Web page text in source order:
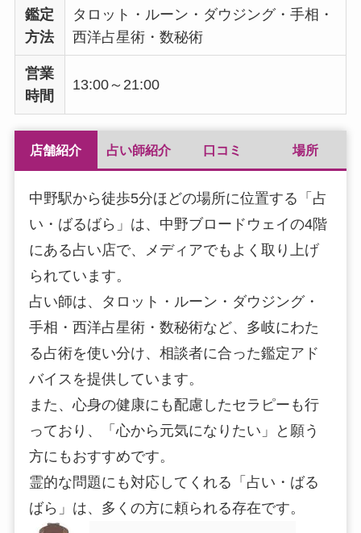
鑑定
方法
タロット・ルーン・ダウジング・手相・
西洋占星術・数秘術
営業
時間
13:00～21:00
店舗紹介 占い師紹介 口コミ 場所
中野駅から徒歩5分ほどの場所に位置する「占
い・ばるばら」は、中野ブロードウェイの4階
にある占い店で、メディアでもよく取り上げ
られています。
占い師は、タロット・ルーン・ダウジング・
手相・西洋占星術・数秘術など、多岐にわた
る占術を使い分け、相談者に合った鑑定アド
バイスを提供しています。
また、心身の健康にも配慮したセラピーも行
っており、「心から元気になりたい」と願う
方にもおすすめです。
霊的な問題にも対応してくれる「占い・ばる
ばら」は、多くの方に頼られる存在です。